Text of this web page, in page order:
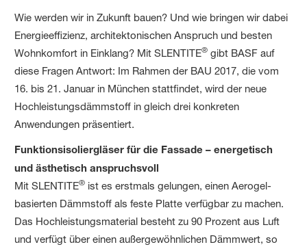
Wie werden wir in Zukunft bauen? Und wie bringen wir dabei
Energieeffizienz, architektonischen Anspruch und besten
Wohnkomfort in Einklang? Mit SLENTITE® gibt BASF auf
diese Fragen Antwort: Im Rahmen der BAU 2017, die vom
16. bis 21. Januar in München stattfindet, wird der neue
Hochleistungsdämmstoff in gleich drei konkreten
Anwendungen präsentiert.
Funktionsisoliergläser für die Fassade – energetisch
und ästhetisch anspruchsvoll
Mit SLENTITE® ist es erstmals gelungen, einen Aerogel-
basierten Dämmstoff als feste Platte verfügbar zu machen.
Das Hochleistungsmaterial besteht zu 90 Prozent aus Luft
und verfügt über einen außergewöhnlichen Dämmwert, so